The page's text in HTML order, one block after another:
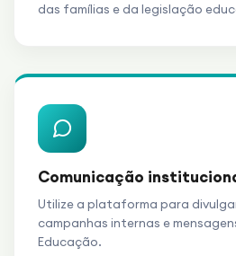
das famílias e da legislação
Comunicação
Utilize a plataforma para
campanhas internas e
Educação.